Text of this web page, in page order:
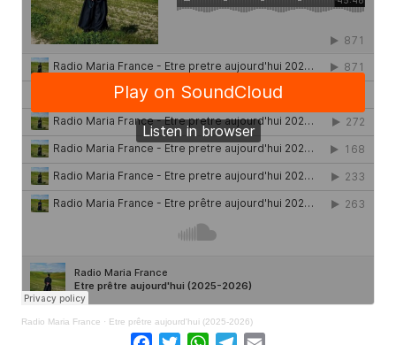
Radio Maria France · Etre prêtre aujourd'hui (2025-2026)